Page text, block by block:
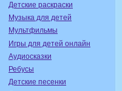
Детские раскраски
Музыка для детей
Мультфильмы
Игры для детей онлайн
Аудиосказки
Ребусы
Детские песенки